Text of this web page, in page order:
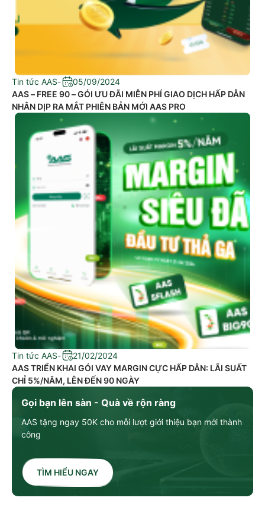
Gọi bạn lên sàn - Quà về rộn ràng
AAS tặng ngay 50K cho mỗi lượt giới thiệu bạn mới thành
công
TÌM HIỂU NGAY
Tin tức AAS-
05/09/2024
AAS – FREE 90 – GÓI ƯU ĐÃI MIỄN PHÍ GIAO DỊCH HẤP DẪN
NHÂN DỊP RA MẮT PHIÊN BẢN MỚI AAS PRO
Tin tức AAS-
21/02/2024
AAS TRIỂN KHAI GÓI VAY MARGIN CỰC HẤP DẪN: LÃI SUẤT
CHỈ 5%/NĂM, LÊN ĐẾN 90 NGÀY